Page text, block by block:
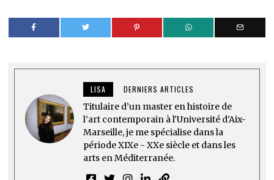
LISA DERNIERS ARTICLES
Titulaire d’un master en histoire de
l’art contemporain à l'Université d'Aix-
Marseille, je me spécialise dans la
période XIXe - XXe siècle et dans les
arts en Méditerranée.